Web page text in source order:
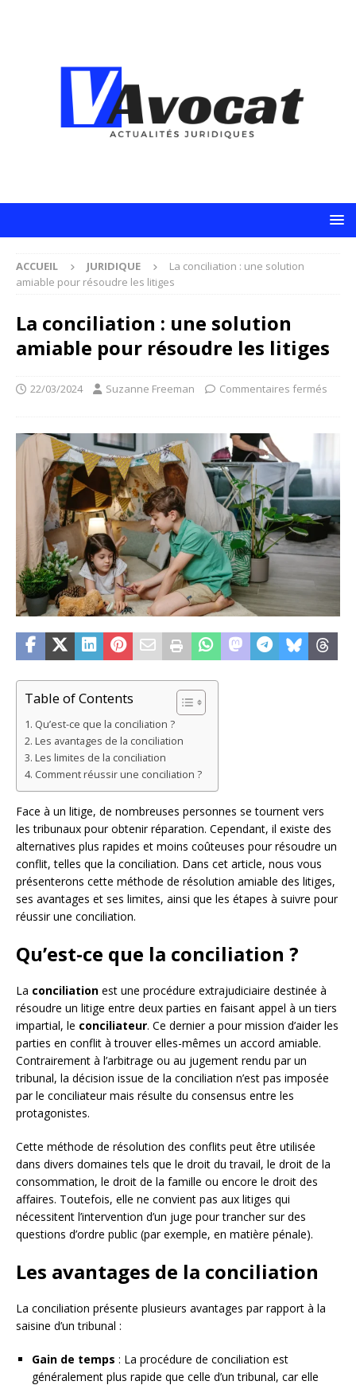
ACCUEIL JURIDIQUE
La conciliation : une solution
amiable pour résoudre les litiges
La conciliation : une solution
amiable pour résoudre les litiges
22/03/2024 Suzanne Freeman Commentaires fermés
Table of Contents
Qu’est-ce que la conciliation ?
Les avantages de la conciliation
Les limites de la conciliation
Comment réussir une conciliation ?
Face à un litige, de nombreuses personnes se tournent vers
les tribunaux pour obtenir réparation. Cependant, il existe des
alternatives plus rapides et moins coûteuses pour résoudre un
conflit, telles que la conciliation. Dans cet article, nous vous
présenterons cette méthode de résolution amiable des litiges,
ses avantages et ses limites, ainsi que les étapes à suivre pour
réussir une conciliation.
Qu’est-ce que la conciliation ?
La conciliation est une procédure extrajudiciaire destinée à
résoudre un litige entre deux parties en faisant appel à un tiers
impartial, le conciliateur. Ce dernier a pour mission d’aider les
parties en conflit à trouver elles-mêmes un accord amiable.
Contrairement à l’arbitrage ou au jugement rendu par un
tribunal, la décision issue de la conciliation n’est pas imposée
par le conciliateur mais résulte du consensus entre les
protagonistes.
Cette méthode de résolution des conflits peut être utilisée
dans divers domaines tels que le droit du travail, le droit de la
consommation, le droit de la famille ou encore le droit des
affaires. Toutefois, elle ne convient pas aux litiges qui
nécessitent l’intervention d’un juge pour trancher sur des
questions d’ordre public (par exemple, en matière pénale).
Les avantages de la conciliation
La conciliation présente plusieurs avantages par rapport à la
saisine d’un tribunal :
Gain de temps : La procédure de conciliation est
généralement plus rapide que celle d’un tribunal, car elle